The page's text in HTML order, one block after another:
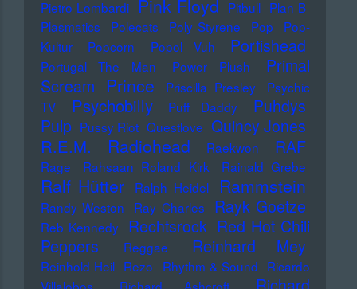
Pietro Lombardi
Pink Floyd Pitbull Plan B
Plasmatics
Polecats Poly Styrene Pop
Pop-
Kultur
Popcorn Popol Vuh Portishead
Portugal The Man Power Plush
Primal
Scream
Prince Priscilla Presley
Psychic
TV
Psychobilly Puff Daddy
Puhdys
Pulp Pussy Riot Questlove Quincy Jones
R.E.M. Radiohead Raekwon RAF
Rage Rahsaan Roland Kirk Rainald Grebe
Ralf Hütter Ralph Heidel Rammstein
Randy Weston Ray Charles Rayk Goetze
Reb Kennedy Rechtsrock Red Hot Chili
Peppers
Reggae Reinhard Mey
Reinhold Heil Rezo Rhythm & Sound Ricardo